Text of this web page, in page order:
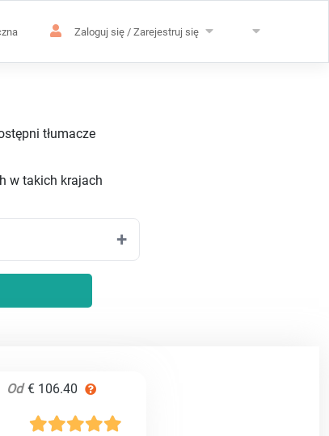
Zaloguj się / Zarejestruj się
tłumacze
w takich krajach
Od€ 106.40